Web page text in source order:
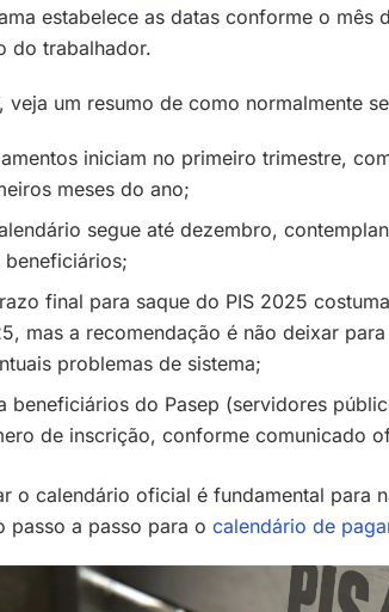
estabelece as datas conforme o mês
do trabalhador.
veja um resumo de como normalmente
iniciam no primeiro trimestre,
meses do ano;
segue até dezembro,
beneficiários;
final para saque do PIS 2025
mas a recomendação é não deixar
problemas de sistema;
beneficiários do Pasep (servidores
de inscrição, conforme comunicado
o calendário oficial é fundamental para
passo a passo para o calendário de